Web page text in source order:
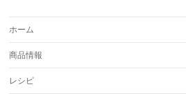
ホーム
商品情報
レシピ